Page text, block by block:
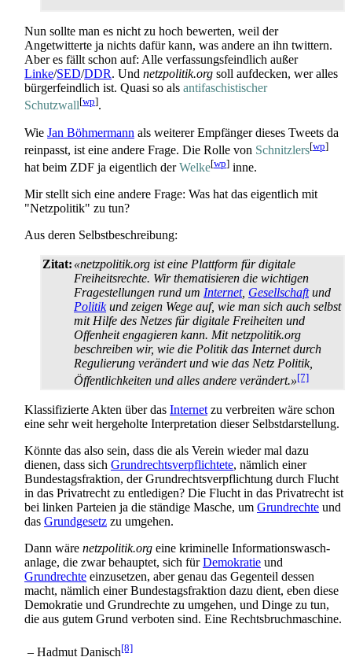
Nun sollte man es nicht zu hoch bewerten, weil der
Angetwitterte ja nichts dafür kann, was andere an ihn twittern.
Aber es fällt schon auf: Alle verfassungs­feindlich außer
Linke/SED/DDR. Und netzpolitik.org soll aufdecken, wer alles
bürger­feindlich ist. Quasi so als antifaschistischer
Schutzwall[wp].
Wie Jan Böhmermann als weiterer Empfänger dieses Tweets da
reinpasst, ist eine andere Frage. Die Rolle von Schnitzlers[wp]
hat beim ZDF ja eigentlich derWelke[wp] inne.
Mir stellt sich eine andere Frage: Was hat das eigentlich mit
"Netzpolitik" zu tun?
Aus deren Selbstbeschreibung:
Zitat: «netzpolitik.org ist eine Plattform für digitale
Freiheits­rechte. Wir thematisieren die wichtigen
Frage­stellungen rund um Internet, Gesellschaftund
Politikund zeigen Wege auf, wie man sich auch selbst
mit Hilfe des Netzes für digitale Freiheiten und
Offenheit engagieren kann. Mit netzpolitik.org
beschreiben wir, wie die Politik das Internet durch
Regulierung verändert und wie das Netz Politik,
Öffentlichkeiten und alles andere verändert.»[7]
Klassifizierte Akten über das Internetzu verbreiten wäre schon
eine sehr weit hergeholte Interpretation dieser Selbstdarstellung.
Könnte das also sein, dass die als Verein wieder mal dazu
dienen, dass sich Grundrechtsverpflichtete, nämlich einer
Bundestags­fraktion, der Grundrechts­verpflichtung durch Flucht
in das Privatrecht zu entledigen? Die Flucht in das Privatrecht ist
bei linken Parteien ja die ständige Masche, um Grundrechte und
das Grundgesetz zu umgehen.
Dann wäre netzpolitik.org eine kriminelle Informations­wasch­
anlage, die zwar behauptet, sich fürDemokratie und
Grundrechte einzusetzen, aber genau das Gegenteil dessen
macht, nämlich einer Bundestags­fraktion dazu dient, eben diese
Demokratie und Grundrechte zu umgehen, und Dinge zu tun,
die aus gutem Grund verboten sind. Eine Rechtsbruchmaschine.
– Hadmut Danisch[8]